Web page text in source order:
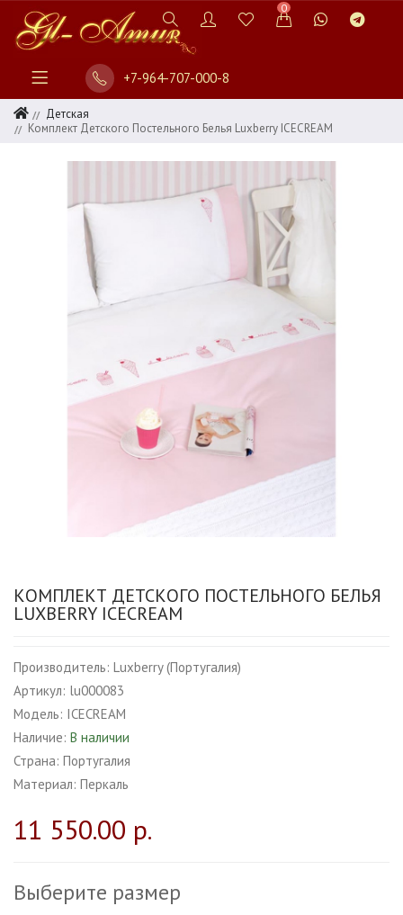
0
+7-964-707-000-8
Детская
Комплект Детского Постельного Белья Luxberry ICECREAM
КОМПЛЕКТ ДЕТСКОГО ПОСТЕЛЬНОГО БЕЛЬЯ
LUXBERRY ICECREAM
Производитель: Luxberry (Португалия)
Артикул: lu000083
Модель: ICECREAM
Наличие: В наличии
Страна: Португалия
Материал: Перкаль
11 550.00 р.
Выберите размер